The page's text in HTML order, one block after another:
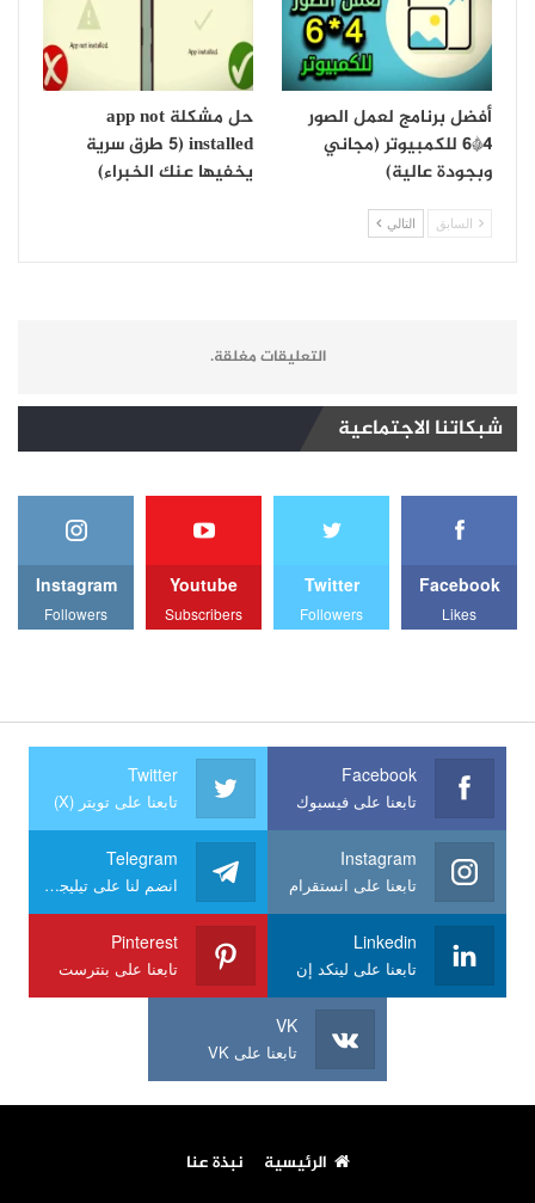
أفضل برنامج لعمل الصور
4*6 للكمبيوتر (مجاني
وبجودة عالية)
حل مشكلة app not
installed (5 طرق سرية
يخفيها عنك الخبراء)
السابق التالي
التعليقات مغلقة.
شبكاتنا الاجتماعية
Facebook
Likes
Twitter
Followers
Youtube
Subscribers
Instagram
Followers
Facebook
تابعنا على فيسبوك
Twitter
تابعنا على تويتر (X)
Instagram
تابعنا على انستقرام
Telegram
انضم لنا على تيليجرام
Linkedin
تابعنا على لينكد إن
Pinterest
تابعنا على بنترست
VK
تابعنا على VK
الرئيسية نبذة عنا